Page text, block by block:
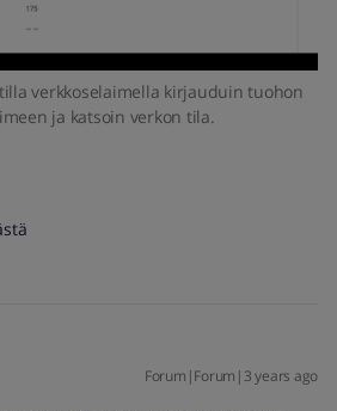
verkkoselaimella kirjauduin tuohon
ja katsoin verkon tila.
Forum|Forum|3 years ago